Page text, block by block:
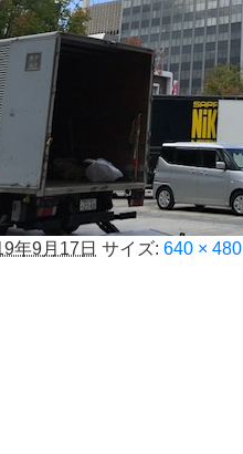
年9月17日 サイズ: 640 × 480